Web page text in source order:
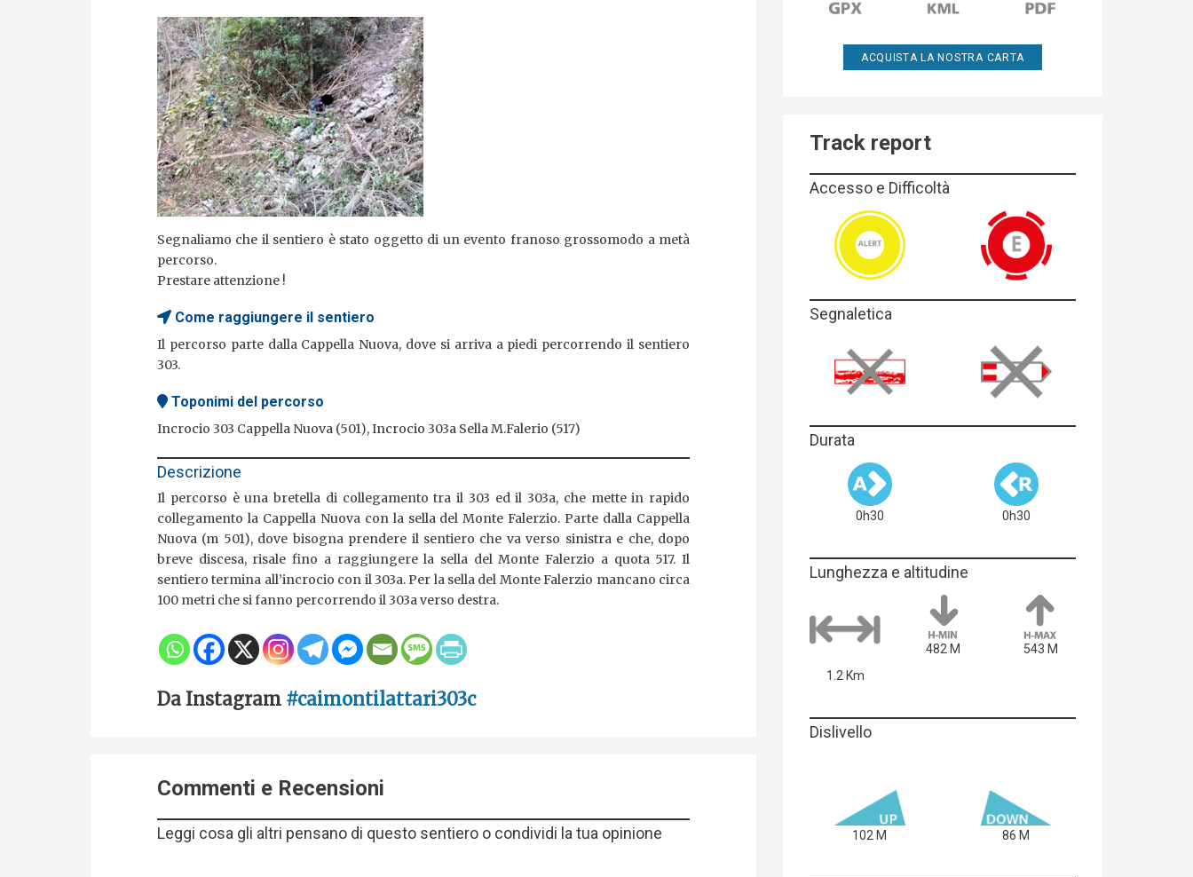
ACQUISTA LA NOSTRA CARTA
Track report
Accesso e Difficoltà
Segnaletica
Durata
0h30 0h30
Lunghezza e altitudine
1.2 Km
482 M 543 M
Dislivello
102 M 86 M
Segnaliamo che il sentiero è stato oggetto di un evento franoso grossomodo a metà
percorso.
Prestare attenzione !
Come raggiungere il sentiero
Il percorso parte dalla Cappella Nuova, dove si arriva a piedi percorrendo il sentiero
303.
Toponimi del percorso
Incrocio 303 Cappella Nuova (501), Incrocio 303a Sella M.Falerio (517)
Descrizione
Il percorso è una bretella di collegamento tra il 303 ed il 303a, che mette in rapido
collegamento la Cappella Nuova con la sella del Monte Falerzio. Parte dalla Cappella
Nuova (m 501), dove bisogna prendere il sentiero che va verso sinistra e che, dopo
breve discesa, risale fino a raggiungere la sella del Monte Falerzio a quota 517. Il
sentiero termina all’incrocio con il 303a. Per la sella del Monte Falerzio mancano circa
100 metri che si fanno percorrendo il 303a verso destra.
Da Instagram #caimontilattari303c
Commenti e Recensioni
Leggi cosa gli altri pensano di questo sentiero o condividi la tua opinione